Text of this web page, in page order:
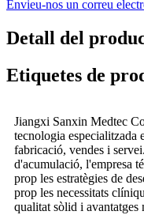
Envieu-nos un correu
Detall del
Etiquetes de
Jiangxi Sanxin Medtec
tecnologia especialitzada
fabricació, vendes i
d'acumulació, l'empresa
prop les estratègies de
prop les necessitats
qualitat sòlid i